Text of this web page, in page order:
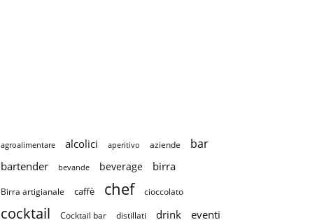
agroalimentare alcolici aperitivo aziende bar
bartender bevande beverage birra
Birra artigianale caffè chef cioccolato
cocktail Cocktail bar distillati drink eventi